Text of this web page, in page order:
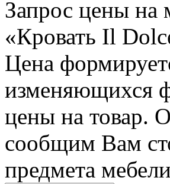
Запрос цены на
«Кровать Il
Цена
изменяющихся
цены на товар.
сообщим Вам
предмета